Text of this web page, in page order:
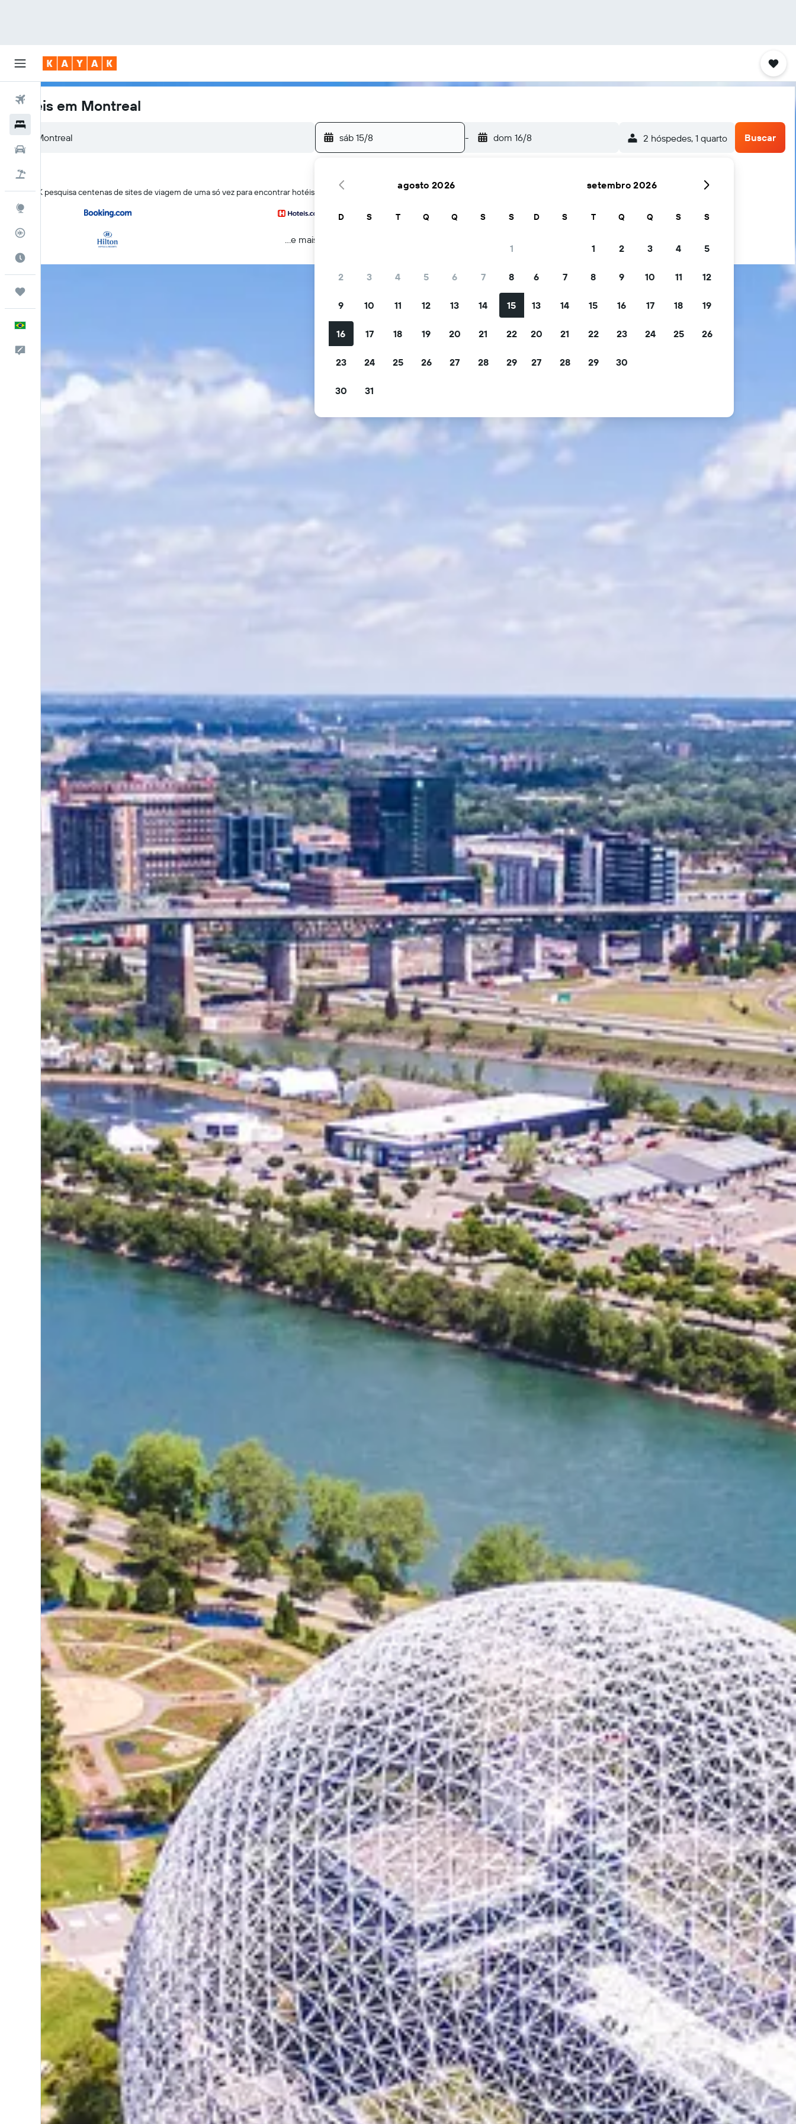
Voos
Rastreador de voos
Comentários
Hotéis em Montreal
sáb 15/8 - dom 16/8 2 hóspedes, 1 quarto Buscar
O KAYAK pesquisa centenas de sites de viagem de uma só vez para encontrar hotéis em Montreal
...e mais
agosto 2026
D S T Q Q S S
1
2 3 4 5 6 7 8
9 10 11 12 13 14 15
16 17 18 19 20 21 22
23 24 25 26 27 28 29
30 31
setembro 2026
D S T Q Q S S
1 2 3 4 5
6 7 8 9 10 11 12
13 14 15 16 17 18 19
20 21 22 23 24 25 26
27 28 29 30